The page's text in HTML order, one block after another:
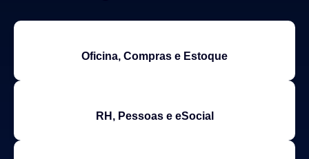
Oficina, Compras e Estoque
RH, Pessoas e eSocial